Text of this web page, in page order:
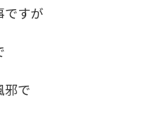
ですが
邪で